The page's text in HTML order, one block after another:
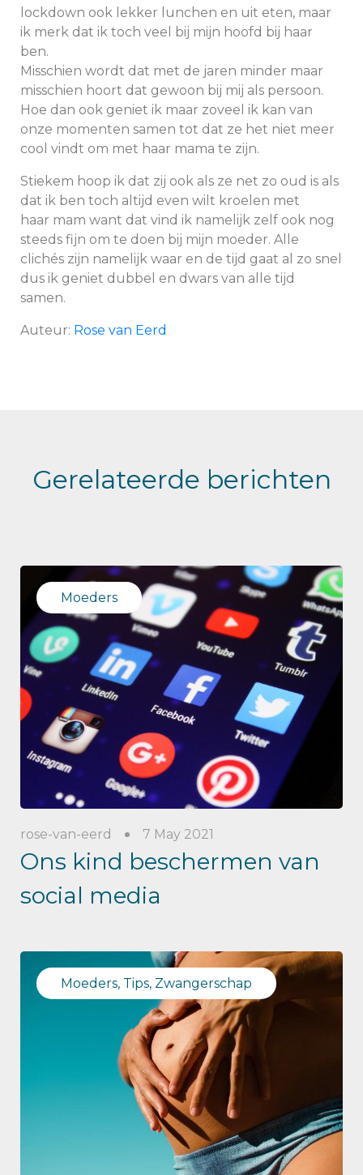
lockdown ook lekker lunchen en uit eten, maar
ik merk dat ik toch veel bij mijn hoofd bij haar
ben.
Misschien wordt dat met de jaren minder maar
misschien hoort dat gewoon bij mij als persoon.
Hoe dan ook geniet ik maar zoveel ik kan van
onze momenten samen tot dat ze het niet meer
cool vindt om met haar mama te zijn.
Stiekem hoop ik dat zij ook als ze net zo oud is als
dat ik ben toch altijd even wilt kroelen met
haar mam want dat vind ik namelijk zelf ook nog
steeds fijn om te doen bij mijn moeder. Alle
clichés zijn namelijk waar en de tijd gaat al zo snel
dus ik geniet dubbel en dwars van alle tijd
samen.
Auteur: Rose van Eerd
Gerelateerde berichten
Moeders
rose-van-eerd 7 May 2021
Ons kind beschermen van
social media
Moeders, Tips, Zwangerschap